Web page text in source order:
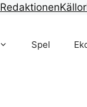
RedaktionenKällor
Spel